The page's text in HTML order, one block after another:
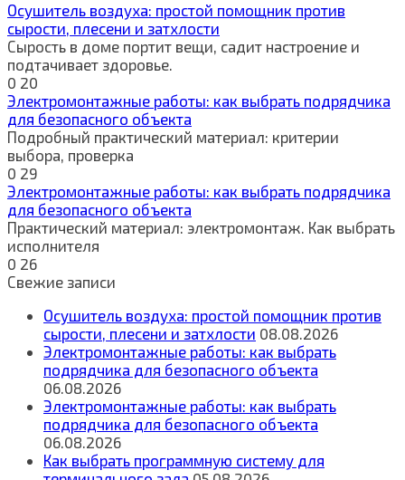
Осушитель воздуха: простой помощник против
сырости, плесени и затхлости
Сырость в доме портит вещи, садит настроение и
подтачивает здоровье.
0 20
Электромонтажные работы: как выбрать подрядчика
для безопасного объекта
Подробный практический материал: критерии
выбора, проверка
0 29
Электромонтажные работы: как выбрать подрядчика
для безопасного объекта
Практический материал: электромонтаж. Как выбрать
исполнителя
0 26
Свежие записи
Осушитель воздуха: простой помощник против
сырости, плесени и затхлости 08.08.2026
Электромонтажные работы: как выбрать
подрядчика для безопасного объекта
06.08.2026
Электромонтажные работы: как выбрать
подрядчика для безопасного объекта
06.08.2026
Как выбрать программную систему для